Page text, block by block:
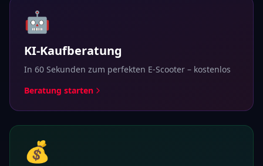
🤖
KI-Kaufberatung
In 60 Sekunden zum perfekten E-Scooter – kostenlos
Beratung starten
💰